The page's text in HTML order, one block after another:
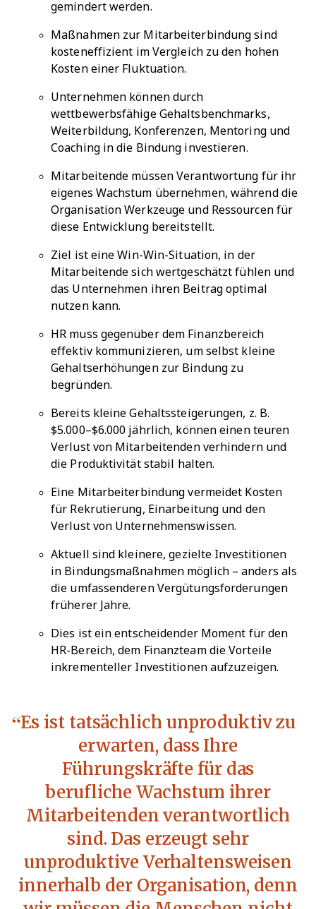
gemindert werden.
Maßnahmen zur Mitarbeiterbindung sind
kosteneffizient im Vergleich zu den hohen
Kosten einer Fluktuation.
Unternehmen können durch
wettbewerbsfähige Gehaltsbenchmarks,
Weiterbildung, Konferenzen, Mentoring und
Coaching in die Bindung investieren.
Mitarbeitende müssen Verantwortung für ihr
eigenes Wachstum übernehmen, während die
Organisation Werkzeuge und Ressourcen für
diese Entwicklung bereitstellt.
Ziel ist eine Win-Win-Situation, in der
Mitarbeitende sich wertgeschätzt fühlen und
das Unternehmen ihren Beitrag optimal
nutzen kann.
HR muss gegenüber dem Finanzbereich
effektiv kommunizieren, um selbst kleine
Gehaltserhöhungen zur Bindung zu
begründen.
Bereits kleine Gehaltssteigerungen, z. B.
$5.000–$6.000 jährlich, können einen teuren
Verlust von Mitarbeitenden verhindern und
die Produktivität stabil halten.
Eine Mitarbeiterbindung vermeidet Kosten
für Rekrutierung, Einarbeitung und den
Verlust von Unternehmenswissen.
Aktuell sind kleinere, gezielte Investitionen
in Bindungsmaßnahmen möglich – anders als
die umfassenderen Vergütungsforderungen
früherer Jahre.
Dies ist ein entscheidender Moment für den
HR-Bereich, dem Finanzteam die Vorteile
inkrementeller Investitionen aufzuzeigen.
Es ist tatsächlich unproduktiv zu
erwarten, dass Ihre
Führungskräfte für das
berufliche Wachstum ihrer
Mitarbeitenden verantwortlich
sind. Das erzeugt sehr
unproduktive Verhaltensweisen
innerhalb der Organisation, denn